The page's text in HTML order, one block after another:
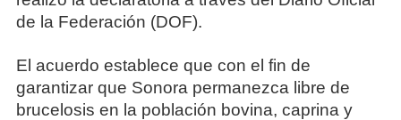
de la Federación (DOF).
El acuerdo establece que con el fin de
garantizar que Sonora permanezca libre de
brucelosis en la población bovina, caprina y